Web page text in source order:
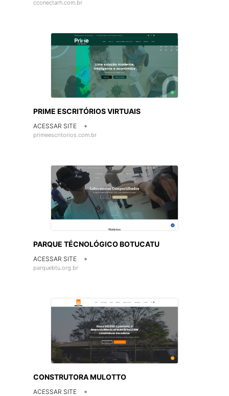
cconectarh.com.br
PRIME ESCRITÓRIOS VIRTUAIS
ACESSAR SITE 
primeescritorios.com.br
PARQUE TÉCNOLÓGICO BOTUCATU
ACESSAR SITE 
parquebtu.org.br
CONSTRUTORA MULOTTO
ACESSAR SITE 